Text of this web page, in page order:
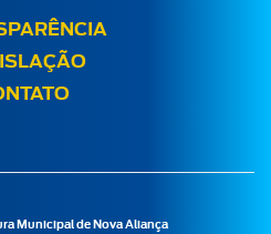
Municipal de Nova Aliança